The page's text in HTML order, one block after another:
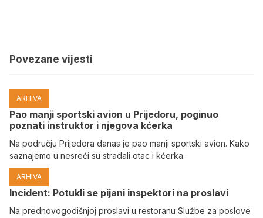
Povezane vijesti
ARHIVA
Pao manji sportski avion u Prijedoru, poginuo
poznati instruktor i njegova kćerka
Na području Prijedora danas je pao manji sportski avion. Kako
saznajemo u nesreći su stradali otac i kćerka.
ARHIVA
Incident: Potukli se pijani inspektori na proslavi
Na prednovogodišnjoj proslavi u restoranu Službe za poslove